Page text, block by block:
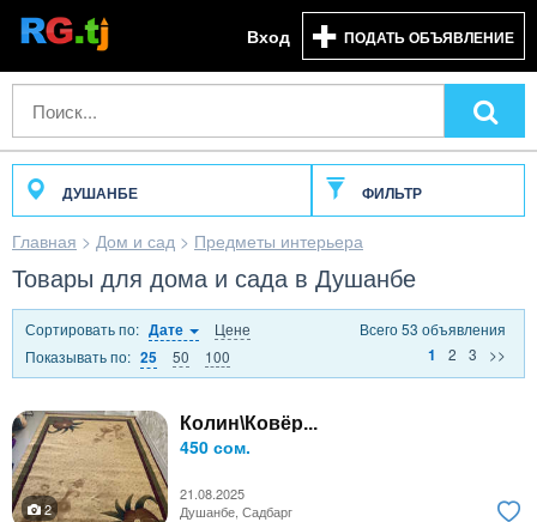
Вход ПОДАТЬ ОБЪЯВЛЕНИЕ
ДУШАНБЕ ФИЛЬТР
Главная > Дом и сад > Предметы интерьера
Товары для дома и сада в Душанбе
Сортировать по: Дате
Цене
Показывать по: 25 50 100
Всего 53 объявления
1
2 3 >>
Колин\Ковёр...
450 сом.
21.08.2025
2
Душанбе, Садбарг